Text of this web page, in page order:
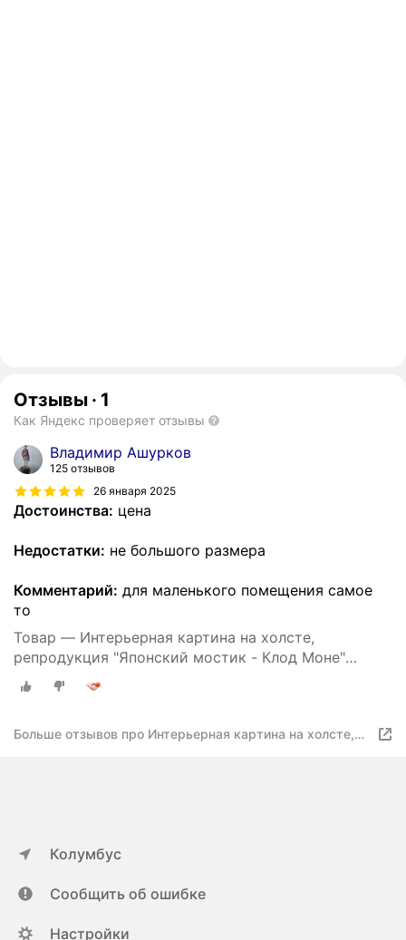
Отзывы · 1
Как Яндекс проверяет отзывы
Владимир Ашурков
125 отзывов
26 января 2025
Достоинства: цена
Недостатки: не большого размера
Комментарий: для маленького помещения самое
то
Товар — Интерьерная картина на холсте,
репродукция "Японский мостик - Клод Моне"
размер 22x30 см
Больше отзывов про Интерьерная картина на холсте,
Колумбус
Сообщить об ошибке
Настройки